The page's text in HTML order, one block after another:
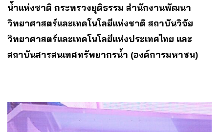
น้ำแห่งชาติ กระทรวงยุติธรรม สำนักงานพัฒนา
วิทยาศาสตร์และเทคโนโลยีแห่งชาติ สถาบันวิจัย
วิทยาศาสตร์และเทคโนโลยีแห่งประเทศไทย และ
สถาบันสารสนเทศทรัพยากรน้ำ (องค์การมหาชน)